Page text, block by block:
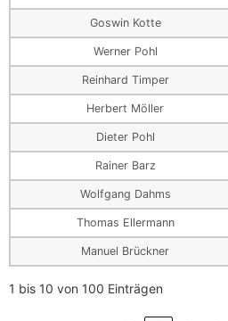
Goswin Kotte
Werner Pohl
Reinhard Timper
Herbert Möller
Dieter Pohl
Rainer Barz
Wolfgang Dahms
Thomas Ellermann
Manuel Brückner
1 bis 10 von 100 Einträgen